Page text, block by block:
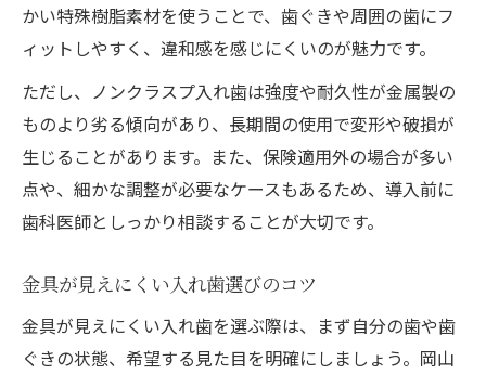
かい特殊樹脂素材を使うことで、歯ぐきや周囲の歯にフ
ィットしやすく、違和感を感じにくいのが魅力です。
ただし、ノンクラスプ入れ歯は強度や耐久性が金属製の
ものより劣る傾向があり、長期間の使用で変形や破損が
生じることがあります。また、保険適用外の場合が多い
点や、細かな調整が必要なケースもあるため、導入前に
歯科医師としっかり相談することが大切です。
金具が見えにくい入れ歯選びのコツ
金具が見えにくい入れ歯を選ぶ際は、まず自分の歯や歯
ぐきの状態、希望する見た目を明確にしましょう。岡山